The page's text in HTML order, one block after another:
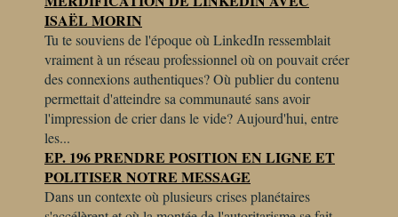
ISAËL MORIN
Tu te souviens de l'époque où LinkedIn ressemblait
vraiment à un réseau professionnel où on pouvait créer
des connexions authentiques? Où publier du contenu
permettait d'atteindre sa communauté sans avoir
l'impression de crier dans le vide? Aujourd'hui, entre
les...
EP. 196 PRENDRE POSITION EN LIGNE ET
POLITISER NOTRE MESSAGE
Dans un contexte où plusieurs crises planétaires